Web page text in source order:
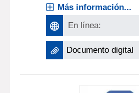
Más información...
En línea:
Documento digital